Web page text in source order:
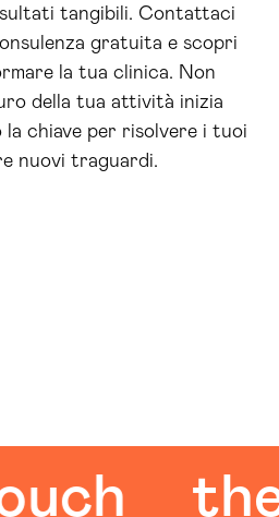
tangibili. Contattaci
gratuita e scopri
la tua clinica. Non
della tua attività inizia
la chiave per risolvere i tuoi
nuovi traguardi.
the